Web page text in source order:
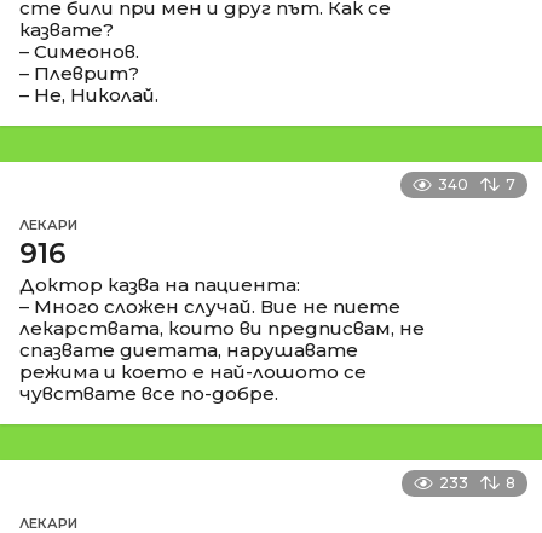
сте били при мен и друг път. Как се
казвате?
– Симеонов.
– Плеврит?
– Не, Николай.
340 7
ЛЕКАРИ
916
Доктор казва на пациента:
– Много сложен случай. Вие не пиете
лекарствата, които ви предписвам, не
спазвате диетата, нарушавате
режима и което е най-лошото се
чувствате все по-добре.
233 8
ЛЕКАРИ